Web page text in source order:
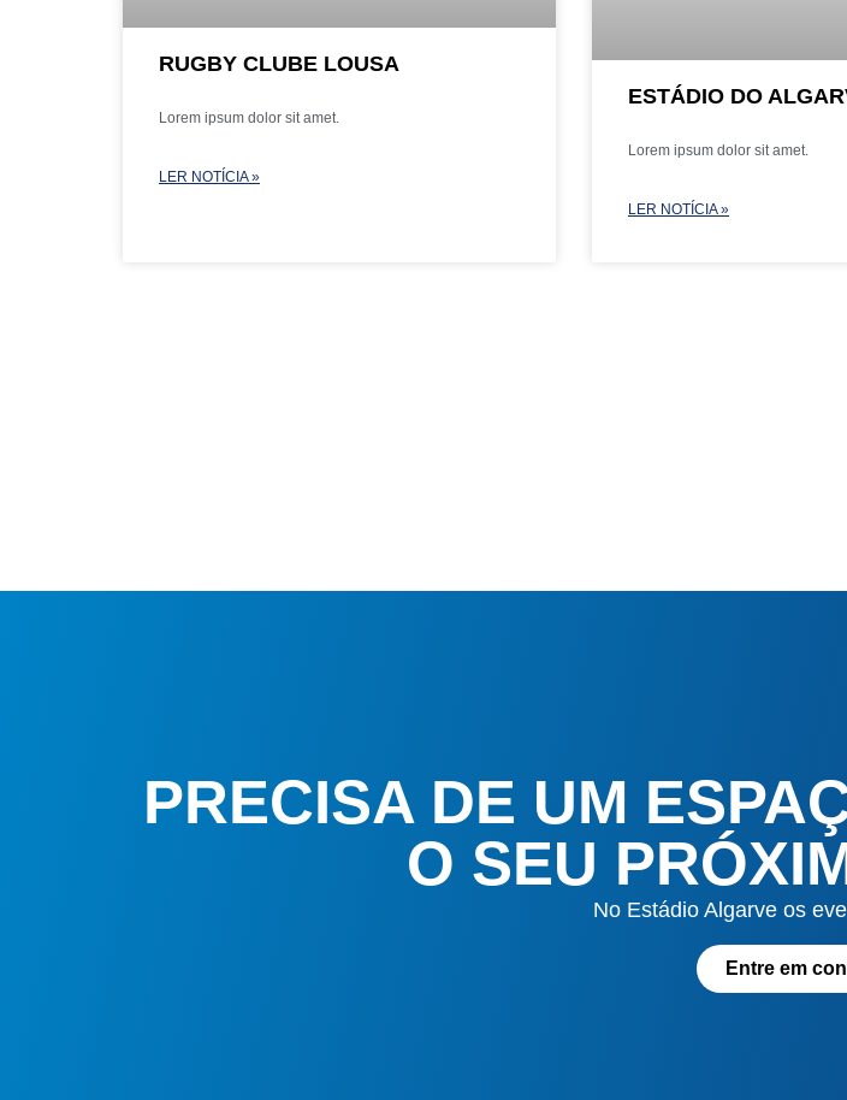
RUGBY CLUBE LOUSA
Lorem ipsum dolor sit amet.
LER NOTÍCIA »
ESTÁDIO DO
Lorem ipsum dolor sit amet.
LER NOTÍCIA »
PRECISA DE UM
O SEU
No Estádio Algarve os
Entre em